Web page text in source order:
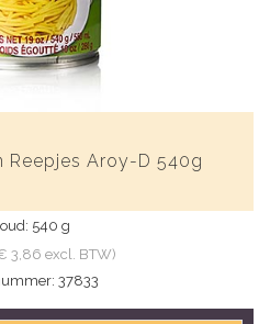
Reepjes Aroy-D 540g
540 g
3,86 excl. BTW)
37833